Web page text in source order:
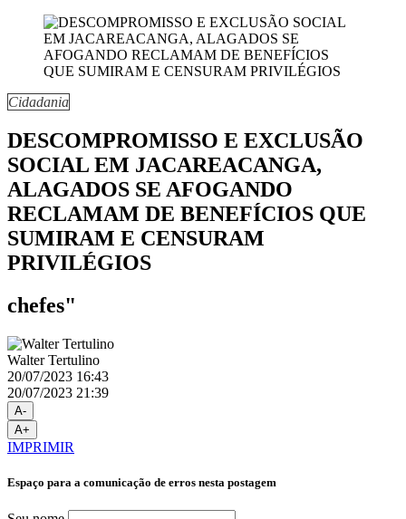
Cidadania
DESCOMPROMISSO E EXCLUSÃO
SOCIAL EM JACAREACANGA,
ALAGADOS SE AFOGANDO
RECLAMAM DE BENEFÍCIOS QUE
SUMIRAM E CENSURAM
PRIVILÉGIOS
chefes"
Walter Tertulino
20/07/2023 16:43
20/07/2023 21:39
A-
A+
IMPRIMIR
Espaço para a comunicação de erros nesta postagem